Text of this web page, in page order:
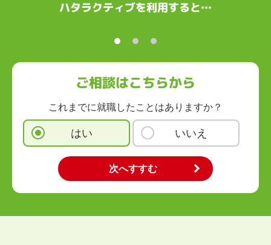
ハタラクティブを利用すると…
ご相談はこちらから
これまでに就職したことはありますか？
はい いいえ